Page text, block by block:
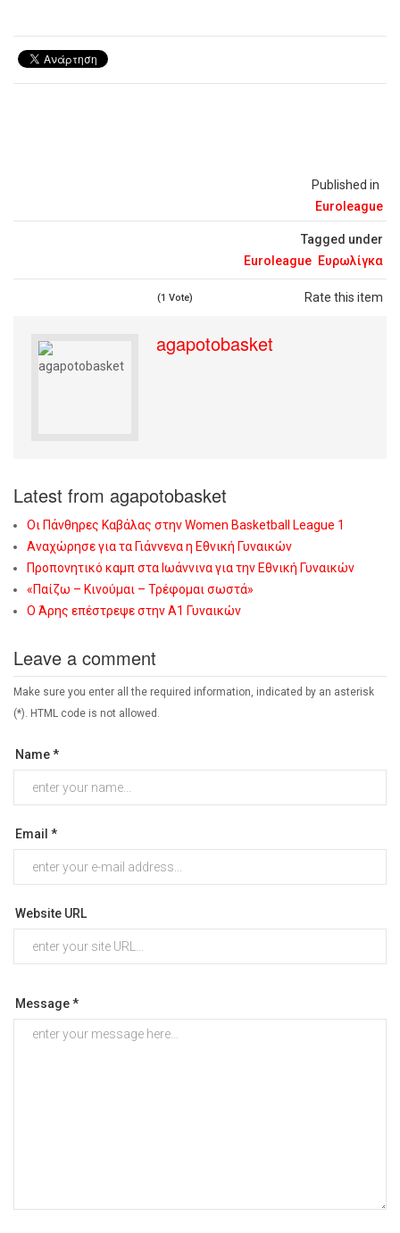
Published in
Euroleague
Tagged under
Euroleague Ευρωλίγκα
Rate this item
(1 Vote)
agapotobasket
Latest from agapotobasket
Οι Πάνθηρες Καβάλας στην Women Basketball League 1
Αναχώρησε για τα Γιάννενα η Εθνική Γυναικών
Προπονητικό καμπ στα Ιωάννινα για την Εθνική Γυναικών
«Παίζω – Κινούμαι – Τρέφομαι σωστά»
Ο Άρης επέστρεψε στην Α1 Γυναικών
Leave a comment
Make sure you enter all the required information, indicated by an asterisk
(*). HTML code is not allowed.
Name *
Email *
Website URL
Message *